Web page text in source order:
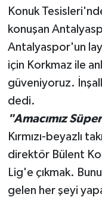
Konuk
konuşan
Antalyaspor'un
için Korkmaz ile
güveniyoruz.
dedi.
"Amacımız
Kırmızı-beyazlı
direktör Bülent
Lig'e çıkmak.
gelen her şeyi
Televizyon
Yaşam